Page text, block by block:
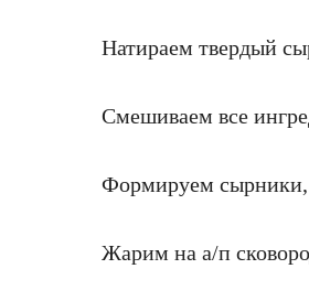
Натираем твердый
Смешиваем все
Формируем сырники,
Жарим на а/п